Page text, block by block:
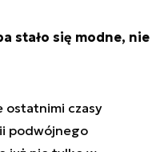
stało się modne, nie
ostatnimi czasy
podwójnego